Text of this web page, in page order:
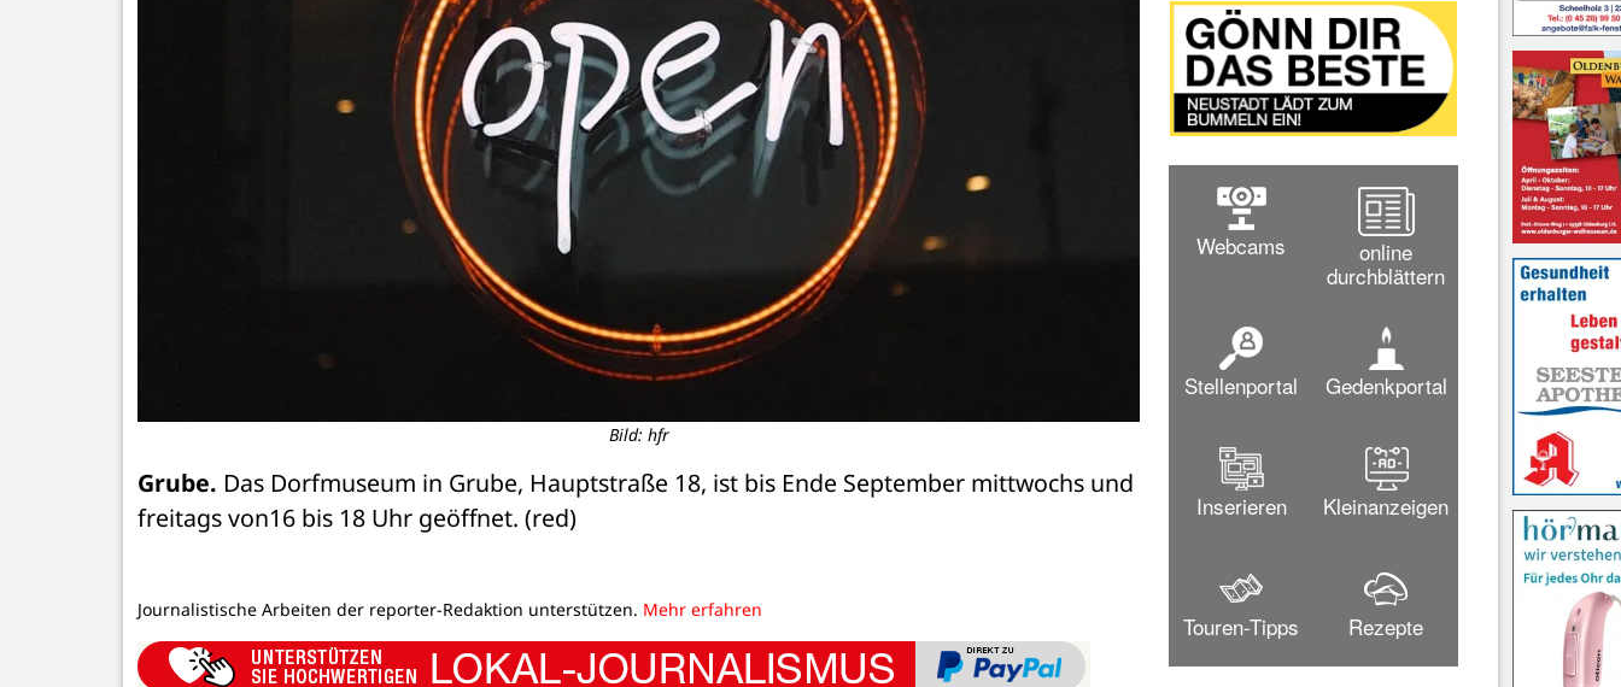
Bild: hfr
Grube. Das Dorfmuseum in Grube, Hauptstraße 18, ist bis Ende September mittwochs und
freitags von16 bis 18 Uhr geöffnet. (red)
Journalistische Arbeiten der reporter-Redaktion unterstützen. Mehr erfahren
Webcams
online
durchblättern
Stellenportal Gedenkportal
Inserieren Kleinanzeigen
Touren-Tipps Rezepte